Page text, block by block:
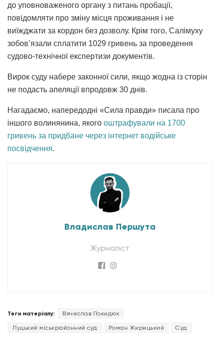
до уповноваженого органу з питань пробації,
повідомляти про зміну місця проживання і не
виїжджати за кордон без дозволу. Крім того, Салімуху
зобов’язали сплатити 1029 гривень за проведення
судово-технічної експертизи документів.
Вирок суду набере законної сили, якщо жодна із сторін
не подасть апеляції впродовж 30 днів.
Нагадаємо, напередодні «Сила правди» писала про
іншого волинянина, якого оштрафували на 1700
гривень за придбане через інтернет водійське
посвідчення.
Владислав Першута
Журналіст
Теги матеріалу: Вячеслав Покидюк
Луцький міськрайонний суд Роман Жирицький Суд